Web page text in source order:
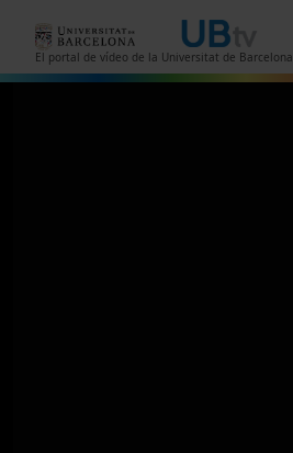
El portal de vídeo de la Universitat de Barcelona